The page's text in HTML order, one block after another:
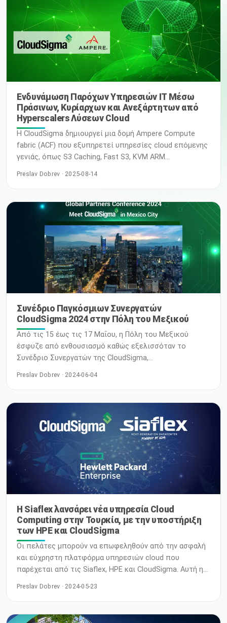
Οι κλάδοι του cloud και των τηλεπικοινωνιών
βρίσκονται σε σταυροδρόμι. Σε πρόσφατες συνομιλίες
με συνεργάτες και … Διαβάστε περισσότερα
Ενδυνάμωση Παρόχων Υπηρεσιών IT Μέσω
Πράσινων, Κυρίαρχων και Ανεξάρτητων από
Hyperscalers Λύσεων Cloud
Η CloudSigma δημιουργεί μια δομή Ampere Compute
fabric (ACF) που εξυπηρετεί υπηρεσίες cloud επόμενης
γενιάς, όπως S3 Caching, Fast S3, KVM ARM
Virtualization/Cloud Native Applications και μια δομή
Σχεδιασμένοι για βιώσιμο cloud computing, οι Cloud
Native Processors της Ampere Computing διαθέτουν
σχεδιασμό μονού νήματος, πολλαπλών πυρήνων τ
Preslav Dobrev · 2025-08-14
Συνέδριο Παγκόσμιων Συνεργατών
CloudSigma 2024 στην Πόλη του Μεξικού
Από τις 15 έως τις 17 Μαΐου, η Πόλη του Μεξικού
έσφυζε από ενθουσιασμό καθώς εξελισσόταν το
Συνέδριο Συνεργατών της CloudSigma,
προετοιμάζοντας το έδαφος για μια νέα εποχή
πολιτιστικά κέντρα της Λατινικής Αμερικής, ηγέτες του
κλάδου, λάτρεις της τεχνολογίας και πρωτοπόρες
επιχειρήσεις συγκεντρώθηκαν για να εξερευνήσουν τις
τελευταίες τάσεις και εξελίξεις
Preslav Dobrev · 2024-06-04
Η Siaflex λανσάρει νέα υπηρεσία Cloud
Computing στην Τουρκία, με την υποστήριξη
των HPE και CloudSigma
Οι πελάτες μπορούν να επωφεληθούν από την ασφαλή
και εύχρηστη πλατφόρμα υπηρεσιών cloud που
παρέχεται από τις Siaflex, HPE και CloudSigma. Αυτή η
νέα συνεργασία επιτρέπει τοπικές υπηρεσίες
αποκλειστική τουρκική προστασία δεδομένων και
Preslav Dobrev · 2024-05-23